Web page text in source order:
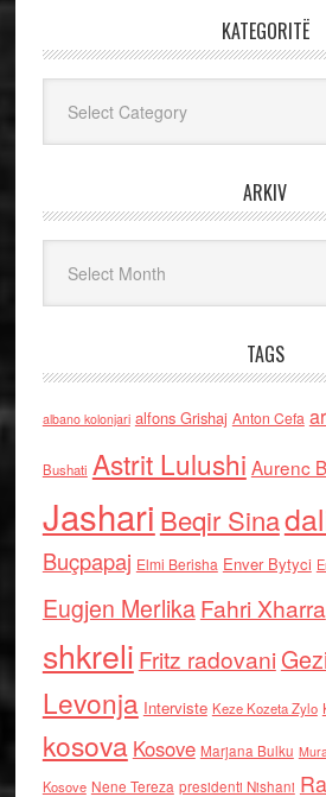
KATEGORITË
ARKIV
TAGS
albano kolonjari alfons Grishaj Anton Cefa
Bushati Astrit Lulushi Aurenc
Jashari Beqir Sina
Buçpapaj Elmi Berisha Enver Bytyci
Eugjen MerlikaFahri Xharra
shkreli Fritz radovani
Levonja Interviste Keze Kozeta Zylo
kosova Kosove Marjana Bulku
Kosove Nene Tereza presidenti Nishani